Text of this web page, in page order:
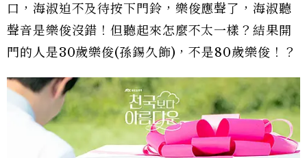
口，海淑迫不及待按下門鈴，樂俊應聲了，海淑聽
聲音是樂俊沒錯！但聽起來怎麼不太一樣？結果開
門的人是30歲樂俊(孫錫久飾)，不是80歲樂俊！？